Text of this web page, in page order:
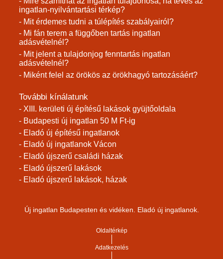
ingatlan-nyilvántartási térkép?
- Mit érdemes tudni a túlépítés szabályairól?
- Mi fán terem a függőben tartás ingatlan
adásvételnél?
- Mit jelent a tulajdonjog fenntartás ingatlan
adásvételnél?
- Miként felel az örökös az örökhagyó tartozásáért?
További kínálatunk
- XIII. kerületi új építésű lakások gyüjtőoldala
- Budapesti új ingatlan 50 M Ft-ig
- Eladó új építésű ingatlanok
- Eladó új ingatlanok Vácon
- Eladó újszerű családi házak
- Eladó újszerű lakások
- Eladó újszerű lakások, házak
Új ingatlan Budapesten és vidéken. Eladó új ingatlanok.
Oldaltérkép
Adatkezelés